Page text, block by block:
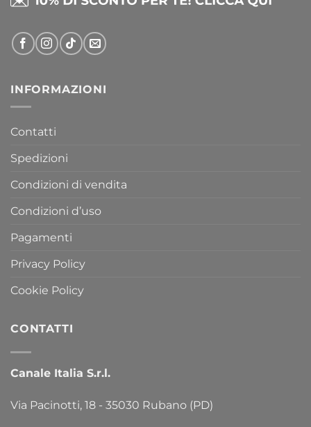
INFORMAZIONI
Contatti
Spedizioni
Condizioni di vendita
Condizioni d’uso
Pagamenti
Privacy Policy
Cookie Policy
CONTATTI
Canale Italia S.r.l.
Via Pacinotti, 18 - 35030 Rubano (PD)